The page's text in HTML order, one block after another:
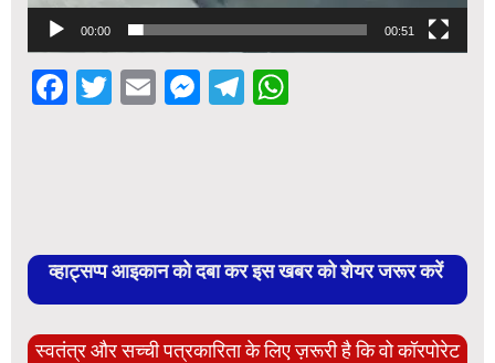
00:00 00:51
Facebook
Twitter
EmailMessenger
Telegram
व्हाट्सप्प आइकान को दबा कर इस खबर को शेयर जरूर करें
स्वतंत्र और सच्ची पत्रकारिता के लिए ज़रूरी है कि वो कॉरपोरेट